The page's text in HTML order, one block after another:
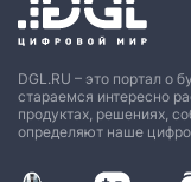
DGL.RU – это портал о
стараемся интересно
продуктах, решениях,
определяют наше